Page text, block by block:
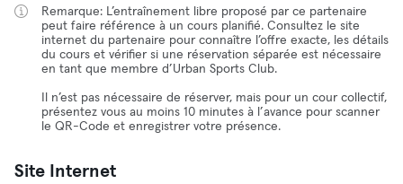
Remarque: L’entraînement libre proposé par ce partenaire
peut faire référence à un cours planifié. Consultez le site
internet du partenaire pour connaître l’offre exacte, les détails
du cours et vérifier si une réservation séparée est nécessaire
en tant que membre d’Urban Sports Club.
Il n’est pas nécessaire de réserver, mais pour un cour collectif,
présentez vous au moins 10 minutes à l’avance pour scanner
le QR-Code et enregistrer votre présence.
Site Internet